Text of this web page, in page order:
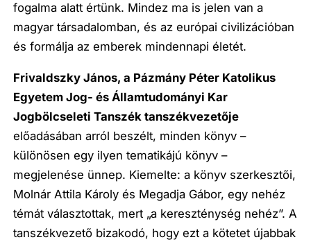
fogalma alatt értünk. Mindez ma is jelen van a
magyar társadalomban, és az európai civilizációban
és formálja az emberek mindennapi életét.
Frivaldszky János, a Pázmány Péter Katolikus
Egyetem Jog-és Államtudományi Kar
Jogbölcseleti Tanszék tanszékvezetője
előadásában arról beszélt, minden könyv –
különösen egy ilyen tematikájú könyv –
megjelenése ünnep. Kiemelte: a könyv szerkesztői,
Molnár Attila Károly és Megadja Gábor, egy nehéz
témát választottak, mert „a kereszténység nehéz”. A
tanszékvezető bizakodó, hogy ezt a kötetet újabbak